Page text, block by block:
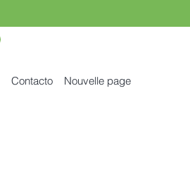
Contacto Nouvelle page